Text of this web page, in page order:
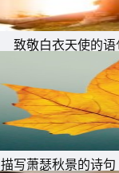
致敬白衣天使的
描写萧瑟秋景的诗